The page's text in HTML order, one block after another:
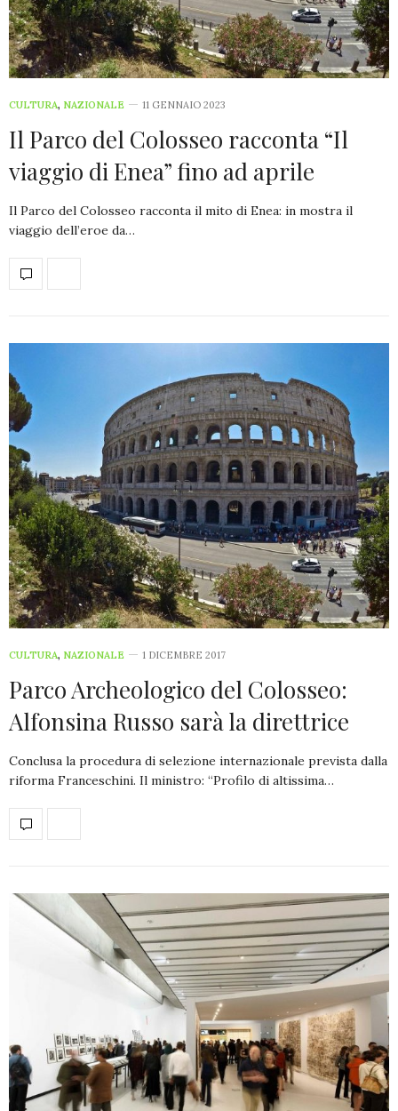
CULTURA, NAZIONALE 11 GENNAIO 2023
Il Parco del Colosseo racconta “Il
viaggio di Enea” fino ad aprile
Il Parco del Colosseo racconta il mito di Enea: in mostra il
viaggio dell’eroe da…
CULTURA, NAZIONALE 1 DICEMBRE 2017
Parco Archeologico del Colosseo:
Alfonsina Russo sarà la direttrice
Conclusa la procedura di selezione internazionale prevista dalla
riforma Franceschini. Il ministro: “Profilo di altissima…